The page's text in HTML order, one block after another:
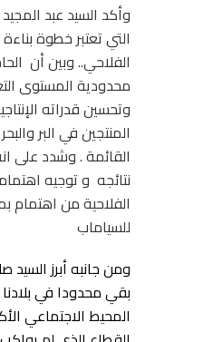
وأكد السيد عبد
التي تعتبر خطوة
الفلاحي.. وبين أن
محدودية المستوى
وتحسين قدراته
المنتجين في البر
القائمة . وشدد على
نتائجه و توجيه
للسياماب
ومن جانبه أبرز
بقي محدودا في
المحيط الاجتماعي